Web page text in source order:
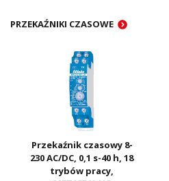
PRZEKAŹNIKI CZASOWE
Przekaźnik czasowy 8-
230 AC/DC, 0,1 s-40 h, 18
trybów pracy,